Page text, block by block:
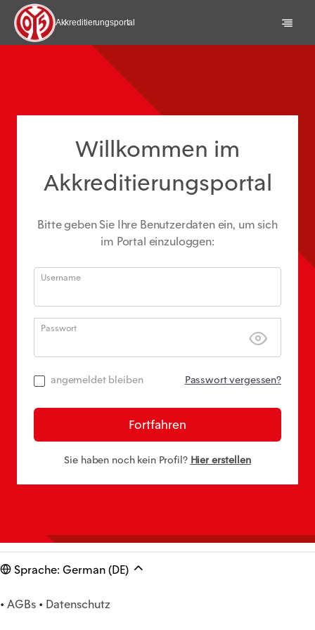
Akkreditierungsportal
Sprache: DE
Registrieren
Willkommen im
Akkreditierungsportal
Bitte geben Sie Ihre Benutzerdaten ein, um sich
im Portal einzuloggen:
Username
Passwort
angemeldet bleiben Passwort vergessen?
Fortfahren
Sie haben noch kein Profil? Hier erstellen
• AGBs • Datenschutz
Sprache: German (DE)